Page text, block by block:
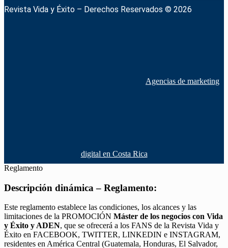
Revista Vida y Éxito – Derechos Reservados © 2026
Agencias de marketing
digital en Costa Rica
Reglamento
Descripción dinámica – Reglamento:
Este reglamento establece las condiciones, los alcances y las
limitaciones de la PROMOCIÓN Máster de los negocios con Vida
y Éxito y ADEN, que se ofrecerá a los FANS de la Revista Vida y
Éxito en FACEBOOK, TWITTER, LINKEDIN e INSTAGRAM,
residentes en América Central (Guatemala, Honduras, El Salvador,